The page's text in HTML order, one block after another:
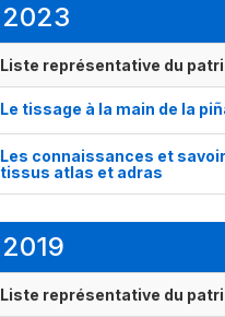
2023
Liste représentative du
Le tissage à la main de la
Les connaissances et
tissus atlas et adras
2019
Liste représentative du